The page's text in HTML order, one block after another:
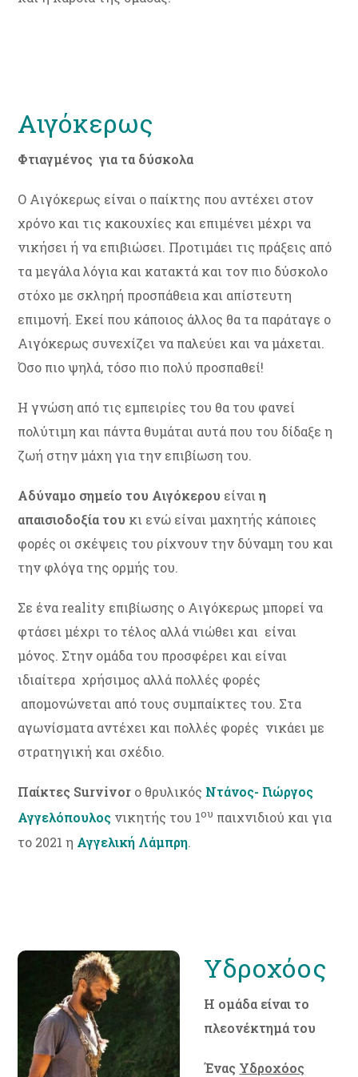
Αιγόκερως
Φτιαγμένος για τα δύσκολα
Ο Αιγόκερως είναι ο παίκτης που αντέχει στον
χρόνο και τις κακουχίες και επιμένει μέχρι να
νικήσει ή να επιβιώσει. Προτιμάει τις πράξεις από
τα μεγάλα λόγια και κατακτά και τον πιο δύσκολο
στόχο με σκληρή προσπάθεια και απίστευτη
επιμονή. Εκεί που κάποιος άλλος θα τα παράταγε ο
Αιγόκερως συνεχίζει να παλεύει και να μάχεται.
Όσο πιο ψηλά, τόσο πιο πολύ προσπαθεί!
Η γνώση από τις εμπειρίες του θα του φανεί
πολύτιμη και πάντα θυμάται αυτά που του δίδαξε η
ζωή στην μάχη για την επιβίωση του.
Αδύναμο σημείο του Αιγόκερου είναιη
απαισιοδοξία του κι ενώ είναι μαχητής κάποιες
φορές οι σκέψεις του ρίχνουν την δύναμη του και
την φλόγα της ορμής του.
Σε ένα reality επιβίωσης ο Αιγόκερως μπορεί να
φτάσει μέχρι το τέλος αλλά νιώθει και είναι
μόνος. Στην ομάδα του προσφέρει και είναι
ιδιαίτερα χρήσιμος αλλά πολλές φορές
απομονώνεται από τους συμπαίκτες του. Στα
αγωνίσματα αντέχει και πολλές φορές νικάει με
στρατηγική και σχέδιο.
Παίκτες Survivor o θρυλικός Ντάνος- Γιώργος
Αγγελόπουλος νικητής του 1ου παιχνιδιού και για
το 2021 η Αγγελική Λάμπρη.
Υδροχόος
Η ομάδα είναι το
πλεονέκτημά του
Ένας Υδροχόος